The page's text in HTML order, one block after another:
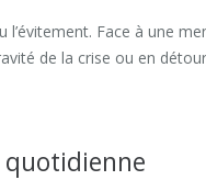
Face à une
de la crise ou en
quotidienne